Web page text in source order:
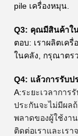
pile เครื่องหมุน.
Q3: คุณมีสินค้าใ
ตอบ: เราผลิตเค
ในคลัง, กรุณาตร
Q4: แล้วการรับป
A:ระยะเวลาการ
ประกันจะไม่มีผล
พลาดของผู้ใช้งา
ติดต่อเราและเร